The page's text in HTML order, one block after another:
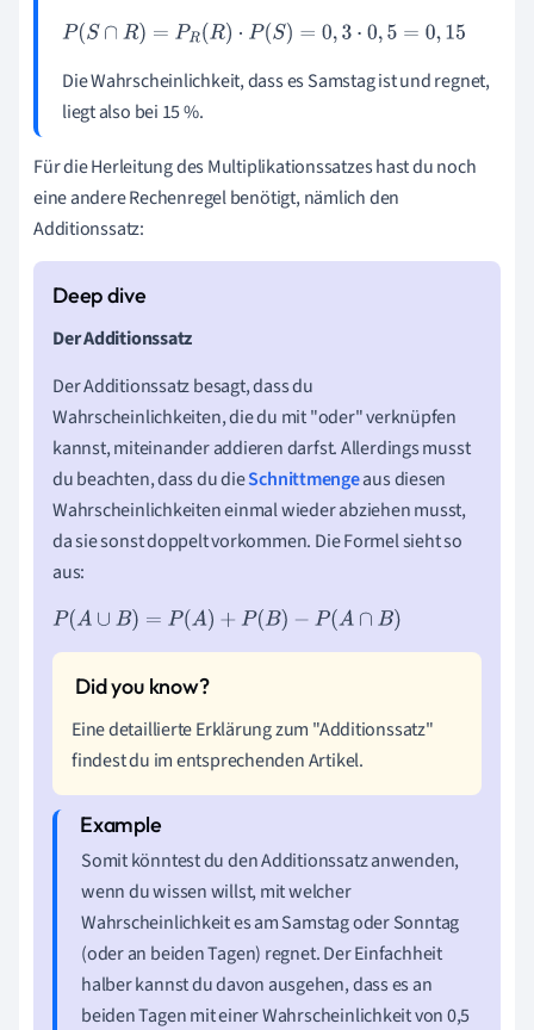
P(S∩R)=PR( R)· P(S)=0,3 0 ,5=0,15
Die Wahrscheinlichkeit, dass es Samstag ist und regnet,
liegt also bei 15 %.
Für die Herleitung des Multiplikationssatzes hast du noch
eine andere Rechenregel benötigt, nämlich den
Additionssatz:
Der Additionssatz
Der Additionssatz besagt, dass du
Wahrscheinlichkeiten, die du mit "oder" verknüpfen
kannst, miteinander addieren darfst. Allerdings musst
du beachten, dass du dieSchnittmengeaus diesen
Wahrscheinlichkeiten einmal wieder abziehen musst,
da sie sonst doppelt vorkommen. Die Formel sieht so
aus:
P(A∪ B)=P(A )+P(B)-P( A∩B)
Eine detaillierte Erklärung zum "Additionssatz"
findest du im entsprechenden Artikel.
Somit könntest du den Additionssatz anwenden,
wenn du wissen willst, mit welcher
Wahrscheinlichkeit es am Samstag oder Sonntag
(oder an beiden Tagen) regnet. Der Einfachheit
halber kannst du davon ausgehen, dass es an
beiden Tagen mit einer Wahrscheinlichkeit von 0,5